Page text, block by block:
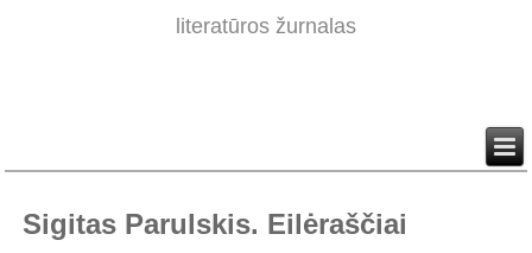
literatūros žurnalas
Sigitas Parulskis. Eilėraščiai